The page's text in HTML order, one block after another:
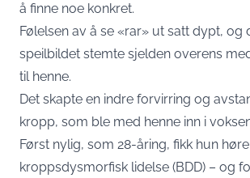
å finne noe konkret.
Følelsen av å se «rar» ut satt dypt, og
speilbildet stemte sjelden overens
til henne.
Det skapte en indre forvirring og
kropp, som ble med henne inn i
Først nylig, som 28-åring, fikk hun
kroppsdysmorfisk lidelse (BDD) – og